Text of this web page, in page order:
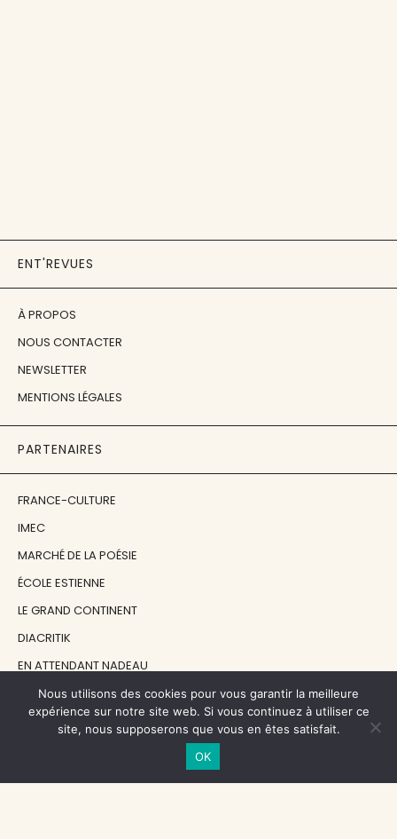
ENT'REVUES
À PROPOS
NOUS CONTACTER
NEWSLETTER
MENTIONS LÉGALES
PARTENAIRES
FRANCE-CULTURE
IMEC
MARCHÉ DE LA POÉSIE
ÉCOLE ESTIENNE
LE GRAND CONTINENT
DIACRITIK
EN ATTENDANT NADEAU
NOS SOUTIENS
Nous utilisons des cookies pour vous garantir la meilleure
expérience sur notre site web. Si vous continuez à utiliser ce
site, nous supposerons que vous en êtes satisfait.
OK